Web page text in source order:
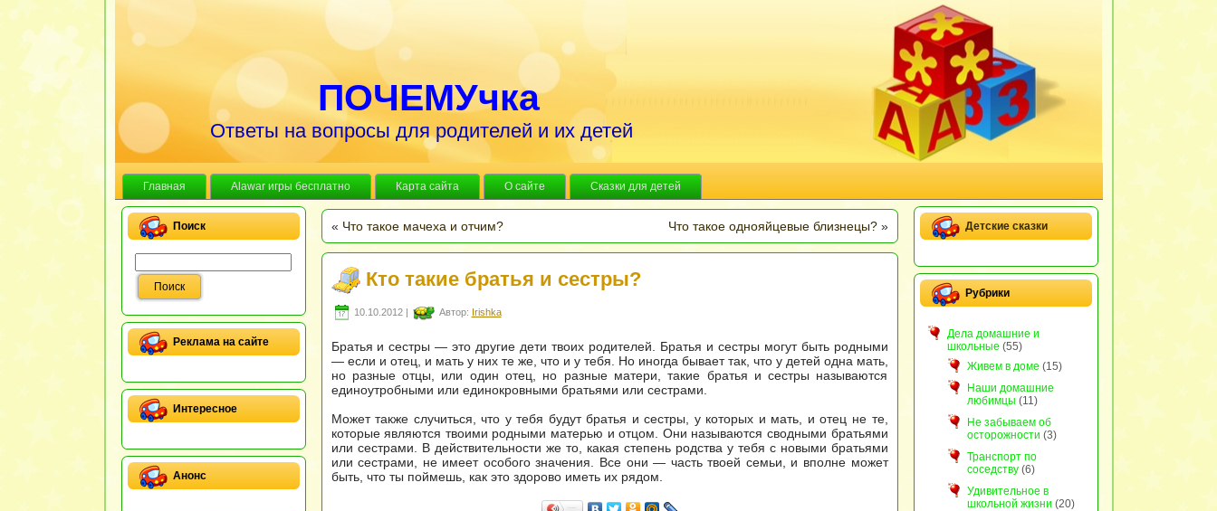
ПОЧЕМУчка
Ответы на вопросы для родителей и их детей
Главная Alawar игры бесплатно Карта сайта О сайте Сказки для детей
Поиск
Реклама на сайте
Интересное
Анонс
« Что такое мачеха и отчим? Что такое однояйцевые близнецы?»
Кто такие братья и сестры?
10.10.2012 | Автор: Irishka
Братья и сестры — это другие дети твоих родителей. Братья и сестры могут быть родными
— если и отец, и мать у них те же, что и у тебя. Но иногда бывает так, что у детей одна мать,
но разные отцы, или один отец, но разные матери, такие братья и сестры называются
единоутробными или единокровными братьями или сестрами.
Может также случиться, что у тебя будут братья и сестры, у которых и мать, и отец не те,
которые являются твоими родными матерью и отцом. Они называются сводными братьями
или сестрами. В действительности же то, какая степень родства у тебя с новыми братьями
или сестрами, не имеет особого значения. Все они — часть твоей семьи, и вполне может
быть, что ты поймешь, как это здорово иметь их рядом.
Детские сказки
Рубрики
Дела домашние и
школьные (55)
Живем в доме (15)
Наши домашние
любимцы (11)
Не забываем об
осторожности (3)
Транспорт по
соседству(6)
Удивительное в
школьной жизни (20)